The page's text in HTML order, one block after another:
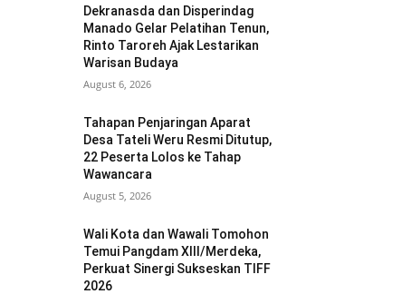
Dekranasda dan Disperindag
Manado Gelar Pelatihan Tenun,
Rinto Taroreh Ajak Lestarikan
Warisan Budaya
August 6, 2026
Tahapan Penjaringan Aparat
Desa Tateli Weru Resmi Ditutup,
22 Peserta Lolos ke Tahap
Wawancara
August 5, 2026
Wali Kota dan Wawali Tomohon
Temui Pangdam XIII/Merdeka,
Perkuat Sinergi Sukseskan TIFF
2026